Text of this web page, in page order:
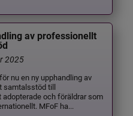
av professionellt
2025
nu en ny upphandling av
samtalsstöd till
adopterade och föräldrar som
MFoF ha...